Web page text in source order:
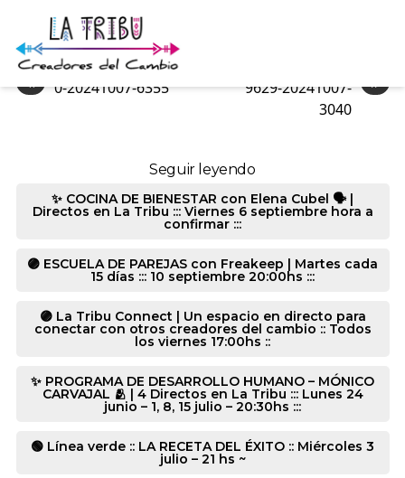
« 0-20241007-6355 »
9629-20241007-
3040
Seguir leyendo
✨ COCINA DE BIENESTAR con Elena Cubel 🗣️ |
Directos en La Tribu ::: Viernes 6 septiembre hora a
confirmar :::
🟣 ESCUELA DE PAREJAS con Freakeep | Martes cada
15 días ::: 10 septiembre 20:00hs :::
🟣 La Tribu Connect | Un espacio en directo para
conectar con otros creadores del cambio :: Todos
los viernes 17:00hs ::
✨ PROGRAMA DE DESARROLLO HUMANO – MÓNICO
CARVAJAL 🫂 | 4 Directos en La Tribu ::: Lunes 24
junio – 1, 8, 15 julio – 20:30hs :::
🟢 Línea verde :: LA RECETA DEL ÉXITO :: Miércoles 3
julio – 21 hs ~